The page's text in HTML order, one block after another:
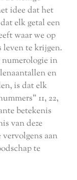
idee dat het
elk getal een
waar we op
leven te krijgen.
in
en
is dat elk
11, 22,
betekenis
van deze
aan
te